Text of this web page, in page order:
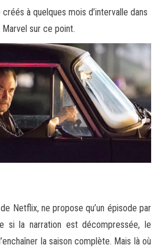
à quelques mois d’intervalle dans
sur ce point.
Netflix, ne propose qu’un épisode par
si la narration est décompressée, le
la saison complète. Mais là où